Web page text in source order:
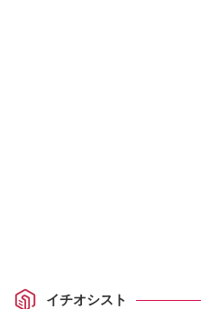
イチオシスト